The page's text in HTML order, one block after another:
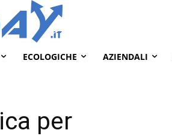
ECOLOGICHE AZIENDALI
per